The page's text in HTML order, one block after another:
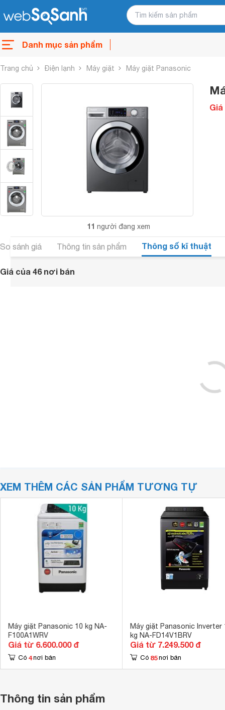
Danh mục sản phẩm
Trang chủ Điện lạnh Máy giặt Máy giặt Panasonic
11 người đang xem
Giá
So sánh giá Thông tin sản phẩm Thông số kĩ thuật
Giá của 46 nơi bán
XEM THÊM CÁC SẢN PHẨM TƯƠNG TỰ
Máy giặt Panasonic 10 kg NA-
F100A1WRV
Giá từ 6.600.000 đ
Có 4 nơi bán
Máy giặt Panasonic Inverter
kg NA-FD14V1BRV
Giá từ 7.249.500 đ
Có 85 nơi bán
Thông tin sản phẩm